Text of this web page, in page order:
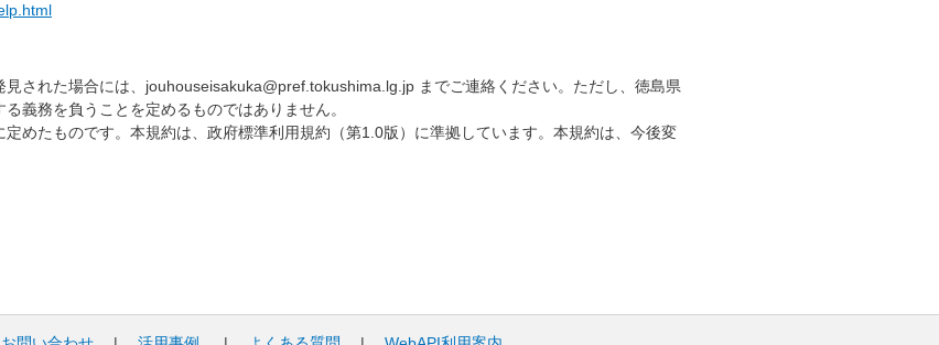
された場合には、jouhouseisakuka@pref.tokushima.lg.jp までご連絡ください。ただし、徳島県
義務を負うことを定めるものではありません。
めたものです。本規約は、政府標準利用規約（第1.0版）に準拠しています。本規約は、今後変